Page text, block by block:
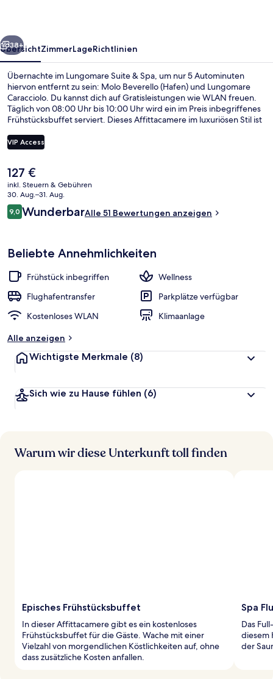
Weiter
38+
ÜbersichtZimmerLageRichtlinien
Übernachte im Lungomare Suite & Spa, um nur 5 Autominuten
hiervon entfernt zu sein: Molo Beverello (Hafen) und Lungomare
Caracciolo. Du kannst dich auf Gratisleistungen wie WLAN freuen.
Täglich von 08:00 Uhr bis 10:00 Uhr wird ein im Preis inbegriffenes
Frühstücksbuffet serviert. Dieses Affittacamere im luxuriösen Stil ist
Diego-Armando-Maradona-Stadion. Die öffentlichen
Verkehrsmittel sind nur einen kurzen Fußmarsch entfernt: Zur
Station Arco Mirelli - Repubblica 9 Minuten.
VIP Access
Der
aktuelle
Preis
beträgt
127 €.
127 €
inkl. Steuern & Gebühren
30. Aug.–31. Aug.
Bewertungen
9,09,0 von 10.
WunderbarAlle 51 Bewertungen anzeigen
Beliebte Annehmlichkeiten
Frühstück inbegriffen
Wellness
Flughafentransfer
Parkplätze verfügbar
Kostenloses WLAN
Klimaanlage
Alle anzeigen
Wichtigste Merkmale (8)
Sich wie zu Hause fühlen (6)
Warum wir diese Unterkunft toll finden
Episches Frühstücksbuffet
In dieser Affittacamere gibt es ein kostenloses
Frühstücksbuffet für die Gäste. Wache mit einer
Vielzahl von morgendlichen Köstlichkeiten auf, ohne
dass zusätzliche Kosten anfallen.
Spa
Das
diesem
der